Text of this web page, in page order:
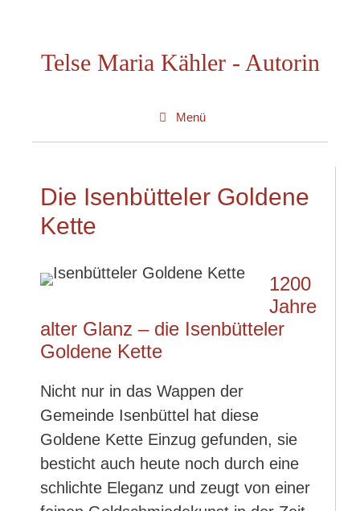
springenTelse Maria Kähler - Autorin
Menü
Die Isenbütteler Goldene
Kette
1200
Jahre
alter Glanz – die Isenbütteler
Goldene Kette
Nicht nur in das Wappen der
Gemeinde Isenbüttel hat diese
Goldene Kette Einzug gefunden, sie
besticht auch heute noch durch eine
schlichte Eleganz und zeugt von einer